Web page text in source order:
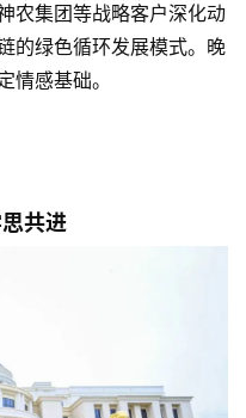
农集团等战略客户深化动
的绿色循环发展模式。晚
情感基础。
共进